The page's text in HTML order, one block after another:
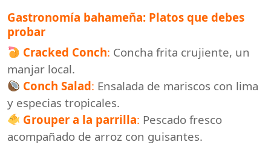
Gastronomía bahameña: Platos que debes
probar
Cracked Conch: Concha frita crujiente, un
manjar local.
Conch Salad: Ensalada de mariscos con lima
y especias tropicales.
Grouper a la parrilla: Pescado fresco
acompañado de arroz con guisantes.